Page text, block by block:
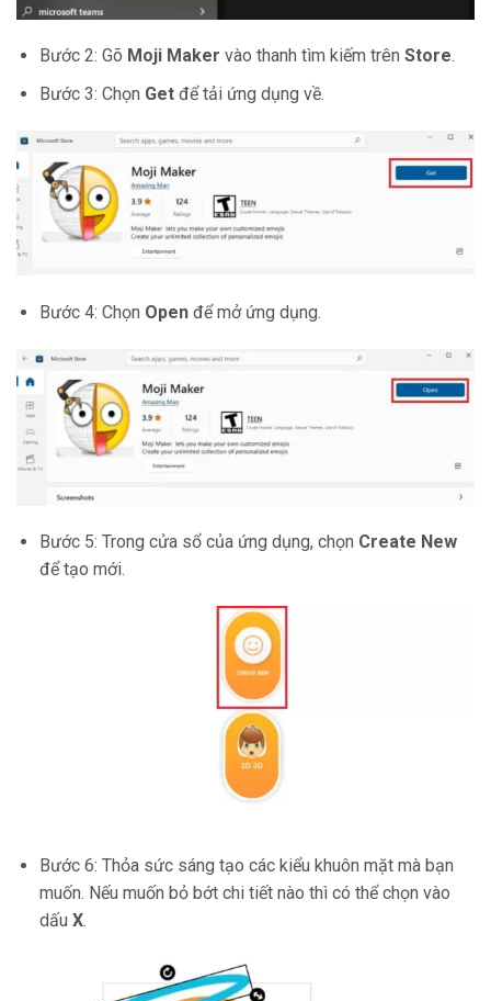
Bước 2: Gõ Moji Maker vào thanh tìm kiếm trên Store.
Bước 3: Chọn Getđể tải ứng dụng về.
Bước 4: Chọn Openđể mở ứng dụng.
Bước 5: Trong cửa sổ của ứng dụng, chọn Create New
để tạo mới.
Bước 6: Thỏa sức sáng tạo các kiểu khuôn mặt mà bạn
muốn. Nếu muốn bỏ bớt chi tiết nào thì có thể chọn vào
dấu X.